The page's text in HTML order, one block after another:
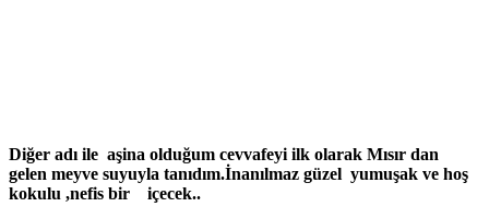
Diğer adı ile aşina olduğum cevvafeyi ilk olarak Mısır dan
gelen meyve suyuyla tanıdım.İnanılmaz güzel yumuşak ve hoş
kokulu ,nefis bir içecek..